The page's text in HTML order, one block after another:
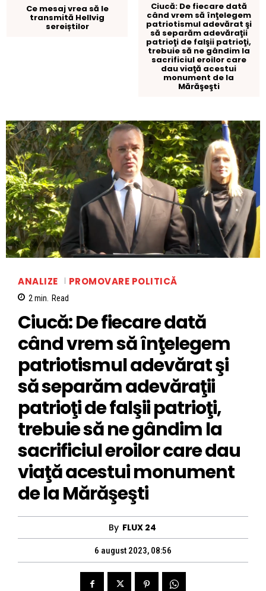
Ce mesaj vrea să le
transmită Hellvig
sereiștilor
Ciucă: De fiecare dată
când vrem să înţelegem
patriotismul adevărat şi
să separăm adevăraţii
patrioţi de falşii patrioţi,
trebuie să ne gândim la
sacrificiul eroilor care
dau viaţă acestui
monument de la
Mărăşeşti